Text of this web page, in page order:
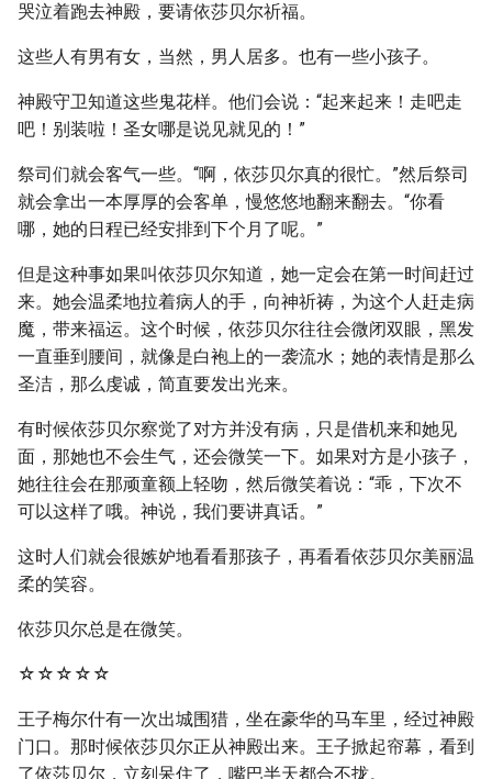
哭泣着跑去神殿，要请依莎贝尔祈福。
这些人有男有女，当然，男人居多。也有一些小孩子。
神殿守卫知道这些鬼花样。他们会说：“起来起来！走吧走
吧！别装啦！圣女哪是说见就见的！”
祭司们就会客气一些。“啊，依莎贝尔真的很忙。”然后祭司
就会拿出一本厚厚的会客单，慢悠悠地翻来翻去。“你看
哪，她的日程已经安排到下个月了呢。”
但是这种事如果叫依莎贝尔知道，她一定会在第一时间赶过
来。她会温柔地拉着病人的手，向神祈祷，为这个人赶走病
魔，带来福运。这个时候，依莎贝尔往往会微闭双眼，黑发
一直垂到腰间，就像是白袍上的一袭流水；她的表情是那么
圣洁，那么虔诚，简直要发出光来。
有时候依莎贝尔察觉了对方并没有病，只是借机来和她见
面，那她也不会生气，还会微笑一下。如果对方是小孩子，
她往往会在那顽童额上轻吻，然后微笑着说：“乖，下次不
可以这样了哦。神说，我们要讲真话。”
这时人们就会很嫉妒地看看那孩子，再看看依莎贝尔美丽温
柔的笑容。
依莎贝尔总是在微笑。
☆☆☆☆☆
王子梅尔什有一次出城围猎，坐在豪华的马车里，经过神殿
门口。那时候依莎贝尔正从神殿出来。王子掀起帘幕，看到
了依莎贝尔，立刻呆住了，嘴巴半天都合不拢。